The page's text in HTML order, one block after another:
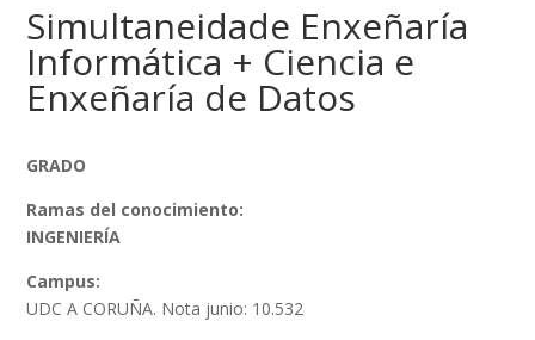
Simultaneidade Enxeñaría
Informática + Ciencia e
Enxeñaría de Datos
GRADO
Ramas del conocimiento:
INGENIERÍA
Campus:
UDC A CORUÑA. Nota junio: 10.532